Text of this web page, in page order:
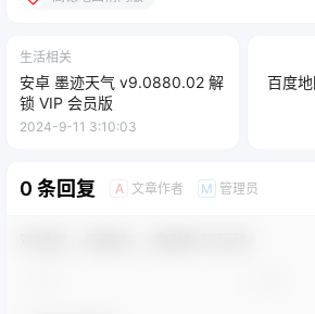
生活相关
安卓 墨迹天气 v9.0880.02 解
锁 VIP 会员版
2024-9-11 3:10:03
百度
0 条回复 A 文章作者 M 管理员